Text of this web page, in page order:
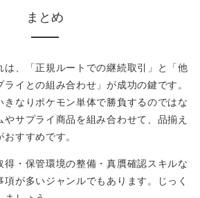
まとめ
は、「正規ルートでの継続取引」と「他
イとの組み合わせ」が成功の鍵です。
きなりポケモン単体で勝負するのではな
やサプライ商品を組み合わせて、品揃え
すすめです。
得・保管環境の整備・真贋確認スキルな
が多いジャンルでもあります。じっく